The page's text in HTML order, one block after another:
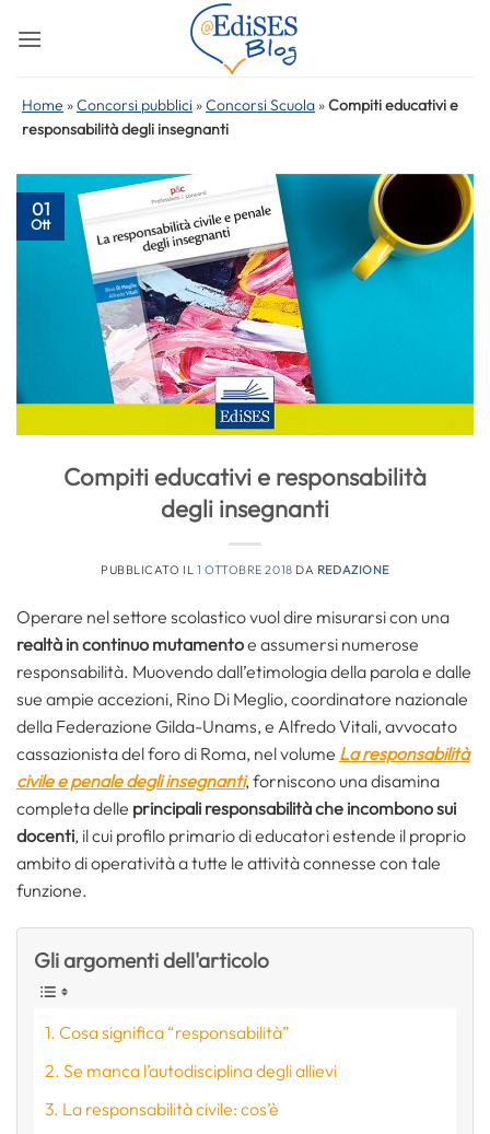
Home »Concorsi pubblici »Concorsi Scuola »Compiti educativi e
responsabilità degli insegnanti
01
Ott
Compiti educativi e responsabilità
degli insegnanti
PUBBLICATO IL 1 OTTOBRE 2018 DA REDAZIONE
Operare nel settore scolastico vuol dire misurarsi con una
realtà in continuo mutamentoe assumersi numerose
responsabilità. Muovendo dall’etimologia della parola e dalle
sue ampie accezioni, Rino Di Meglio, coordinatore nazionale
della Federazione Gilda-Unams, e Alfredo Vitali, avvocato
cassazionista del foro di Roma, nel volume La responsabilità
civile e penale degli insegnanti, forniscono una disamina
completa delle principali responsabilità che incombono sui
docenti, il cui profilo primario di educatori estende il proprio
ambito di operatività a tutte le attività connesse con tale
funzione.
Gli argomenti dell'articolo
Cosa significa “responsabilità”
Se manca l’autodisciplina degli allievi
La responsabilità civile: cos’è